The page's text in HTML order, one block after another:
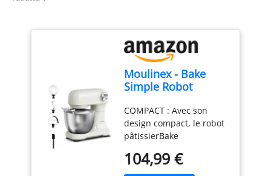
Moulinex - Bake
Simple Robot
fouet, batteur et
crochet
COMPACT : Avec son
design compact, le robot
pâtissierBake
parfaitement à toutes les
cuisines - sataillen'est
104,99 €